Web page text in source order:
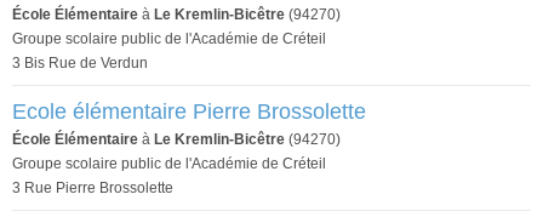
École Élémentaire à Le Kremlin-Bicêtre (94270)
Groupe scolaire public de l'Académie de Créteil
3 Bis Rue de Verdun
Ecole élémentaire Pierre Brossolette
École Élémentaire à Le Kremlin-Bicêtre (94270)
Groupe scolaire public de l'Académie de Créteil
3 Rue Pierre Brossolette